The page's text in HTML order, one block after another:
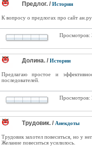
Предлог. / Истории
К вопросу о предлогах про сайт
Просмотров:
Долина. / Истории
Предлагаю простое и
последователей.
Просмотров:
Трудовик. / Анекдоты
Трудовик захотел повеситься, но у
Желание повеситься усилилось.